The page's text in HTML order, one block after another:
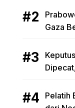
Gaza
Pelatih